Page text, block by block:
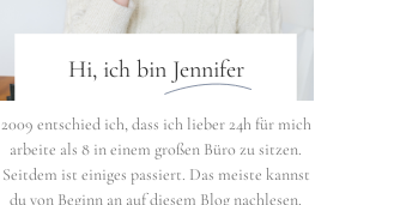
Hi, ich bin Jennifer
2009 entschied ich, dass ich lieber 24h für mich
arbeite als 8 in einem großen Büro zu sitzen.
Seitdem ist einiges passiert. Das meiste kannst
du von Beginn an auf diesem Blog nachlesen.